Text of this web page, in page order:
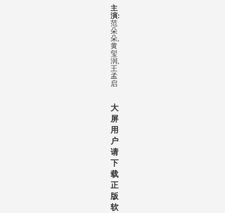
主
演:
范
朵
朵,
黄
玺
润,
王
孟
启
大
屏
用
户
请
下
载
正
版
软